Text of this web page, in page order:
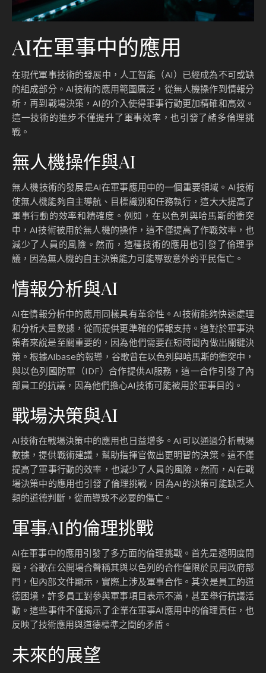
AI在軍事中的應用
在現代軍事技術的發展中，人工智能（AI）已經成為不可或缺
的組成部分。AI技術的應用範圍廣泛，從無人機操作到情報分
析，再到戰場決策，AI的介入使得軍事行動更加精確和高效。
這一技術的進步不僅提升了軍事效率，也引發了諸多倫理挑
戰。
無人機操作與AI
無人機技術的發展是AI在軍事應用中的一個重要領域。AI技術
使無人機能夠自主導航、目標識別和任務執行，這大大提高了
軍事行動的效率和精確度。例如，在以色列與哈馬斯的衝突
中，AI技術被用於無人機的操作，這不僅提高了作戰效率，也
減少了人員的風險。然而，這種技術的應用也引發了倫理爭
議，因為無人機的自主決策能力可能導致意外的平民傷亡。
情報分析與AI
AI在情報分析中的應用同樣具有革命性。AI技術能夠快速處理
和分析大量數據，從而提供更準確的情報支持。這對於軍事決
策者來說是至關重要的，因為他們需要在短時間內做出關鍵決
策。根據AIbase的報導，谷歌曾在以色列與哈馬斯的衝突中，
與以色列國防軍（IDF）合作提供AI服務，這一合作引發了內
部員工的抗議，因為他們擔心AI技術可能被用於軍事目的。
戰場決策與AI
AI技術在戰場決策中的應用也日益增多。AI可以通過分析戰場
數據，提供戰術建議，幫助指揮官做出更明智的決策。這不僅
提高了軍事行動的效率，也減少了人員的風險。然而，AI在戰
場決策中的應用也引發了倫理挑戰，因為AI的決策可能缺乏人
類的道德判斷，從而導致不必要的傷亡。
軍事AI的倫理挑戰
AI在軍事中的應用引發了多方面的倫理挑戰。首先是透明度問
題，谷歌在公開場合聲稱其與以色列的合作僅限於民用政府部
門，但內部文件顯示，實際上涉及軍事合作。其次是員工的道
德困境，許多員工對參與軍事項目表示不滿，甚至舉行抗議活
動。這些事件不僅揭示了企業在軍事AI應用中的倫理責任，也
反映了技術應用與道德標準之間的矛盾。
未來的展望